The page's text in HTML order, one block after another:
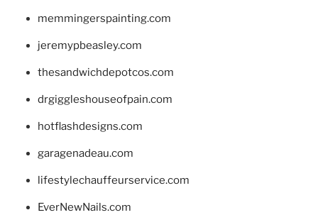
memmingerspainting.com
jeremypbeasley.com
thesandwichdepotcos.com
drgiggleshouseofpain.com
hotflashdesigns.com
garagenadeau.com
lifestylechauffeurservice.com
EverNewNails.com